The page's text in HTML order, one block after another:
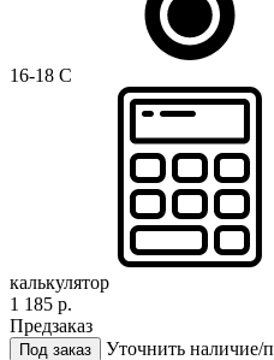
16-18 C
калькулятор
1 185 р.
Предзаказ
Под заказ
Уточнить наличие/